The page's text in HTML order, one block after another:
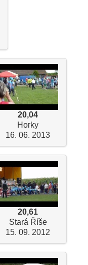
20,04
Horky
16. 06. 2013
20,61
Stará Říše
15. 09. 2012